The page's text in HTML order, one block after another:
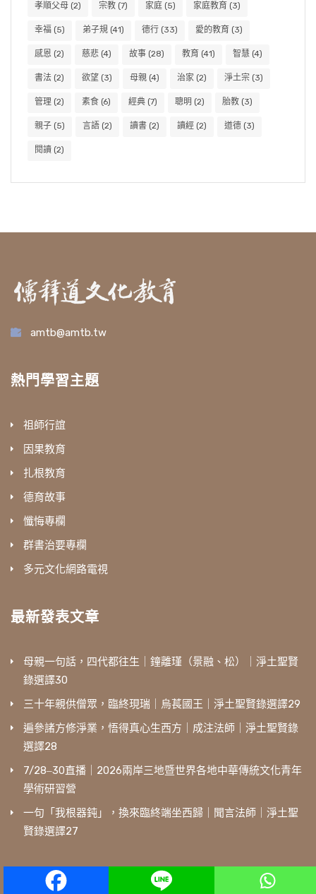
孝順父母 (2) 宗教 (7) 家庭 (5) 家庭教育 (3)
幸福 (5) 弟子規 (41) 德行 (33) 愛的教育 (3)
感恩 (2) 慈悲 (4) 故事 (28) 教育 (41) 智慧 (4)
書法 (2) 欲望 (3) 母親 (4) 治家 (2) 淨土宗 (3)
管理 (2) 素食 (6) 經典 (7) 聰明 (2) 胎教 (3)
親子 (5) 言語 (2) 讀書 (2) 讀經 (2) 道德 (3)
閱讀 (2)
amtb@amtb.tw
熱門學習主題
祖師行誼
因果教育
扎根教育
德育故事
懺悔專欄
群書治要專欄
多元文化網路電視
最新發表文章
母親一句話，四代都往生｜鐘離瑾（景融、松）｜淨土聖賢
錄選譯30
三十年親供僧眾，臨終現瑞｜烏萇國王｜淨土聖賢錄選譯29
遍參諸方修淨業，悟得真心生西方｜成注法師｜淨土聖賢錄
選譯28
7/28‒30直播｜2026兩岸三地暨世界各地中華傳統文化青年
學術研習營
一句「我根器鈍」，換來臨終端坐西歸｜聞言法師｜淨土聖
賢錄選譯27
相關學習網站